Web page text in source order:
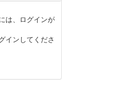
は、ログインが
インしてくださ